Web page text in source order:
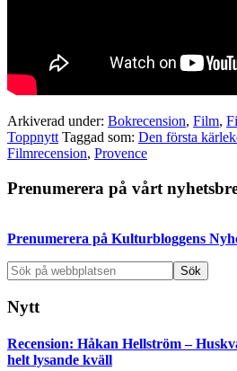
Arkiverad under: Bokrecension, Film,
Toppnytt Taggad som: Den första
Filmrecension, Provence
Primärt
Prenumerera på vårt
Prenumerera på Kulturbloggens
Sök
på
webbplatsen
Nytt
Recension: Håkan Hellström –
helt lysande kväll